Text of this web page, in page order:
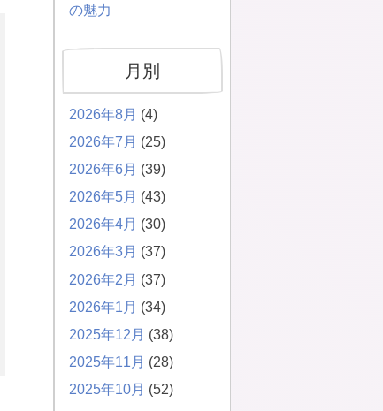
の魅力
月別
2026年8月 (4)
2026年7月 (25)
2026年6月 (39)
2026年5月 (43)
2026年4月 (30)
2026年3月 (37)
2026年2月 (37)
2026年1月 (34)
2025年12月 (38)
2025年11月 (28)
2025年10月 (52)